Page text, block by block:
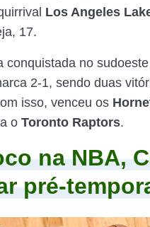
Los Angeles
17.
conquistada no
2-1, sendo duas
isso, venceu os
o Toronto Raptors.
na NBA,
pré-